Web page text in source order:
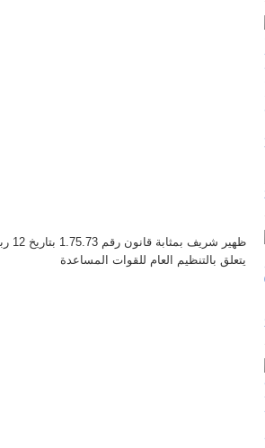
ظهير شريف بمثابة قانون رقم 1.75.73 بتاريخ 12 ربيع الثاني 1396 “12 أبريل 1976 ”
يتعلق بالتنظيم العام للقوات المساعدة